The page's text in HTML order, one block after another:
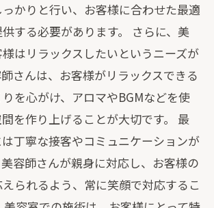
かりと行い、お客様に合わせた最適
する必要があります。 さらに、美
はリラックスしたいというニーズが
さんは、お客様がリラックスできる
を心がけ、アロマやBGMなどを使
を作り上げることが大切です。 最
丁寧な接客やコミュニケーションが
容師さんが親身に対応し、お客様の
られるよう、常に笑顔で対応するこ